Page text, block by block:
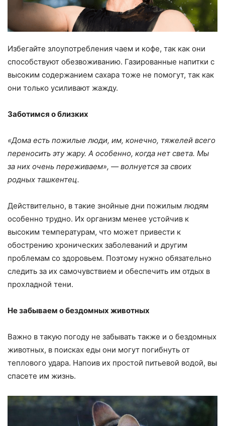
Избегайте злоупотребления чаем и кофе, так как они
способствуют обезвоживанию. Газированные напитки с
высоким содержанием сахара тоже не помогут, так как
они только усиливают жажду.
Заботимся о близких
«Дома есть пожилые люди, им, конечно, тяжелей всего
переносить эту жару. А особенно, когда нет света. Мы
за них очень переживаем», — волнуется за своих
родных ташкентец.
Действительно, в такие знойные дни пожилым людям
особенно трудно. Их организм менее устойчив к
высоким температурам, что может привести к
обострению хронических заболеваний и другим
проблемам со здоровьем. Поэтому нужно обязательно
следить за их самочувствием и обеспечить им отдых в
прохладной тени.
Не забываем о бездомных животных
Важно в такую погоду не забывать также и о бездомных
животных, в поисках еды они могут погибнуть от
теплового удара. Напоив их простой питьевой водой, вы
спасете им жизнь.